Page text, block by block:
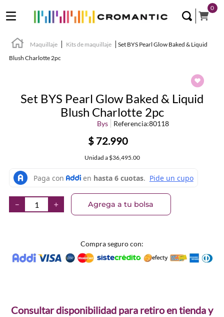
0
Maquillaje Kits de maquillaje
Set BYS Pearl Glow Baked & Liquid
Blush Charlotte 2pc
Set BYS Pearl Glow Baked & Liquid
Blush Charlotte 2pc
Bys Referencia:80118
$ 72.990
Unidad a $36,495.00
＋
－ Agrega a tu bolsa
Compra seguro con:
Consultar disponibilidad para retiro en tienda y